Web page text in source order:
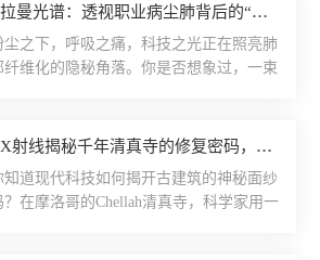
定仪
师”遇见“表面评判官”等离子清洗机（微观
造师）：利用等离子体对材料表面进行纳
级的清洁、活化、刻蚀...
，是科研人员不懈探索的方向。近日，
答案：基于β-环糊精的交联纳米颗粒
CD-CONPs），凭借优异的生物相容性、
不开纳米粒度分析（DLS）与zeta电位分
技术的全程支撑。一、药物载体的“黄金
准...
拉曼光谱：透视职业病尘肺背后的“分子指纹”
尘之下，呼吸之痛，科技之光正在照亮肺
纤维化的隐秘角落。你是否想象过，一束
尘暴露下肺组织的生化变化图谱，为煤工
全新视角。这项研究发表于《PeerJ》期
，由安徽理工大学工业粉尘控制与职业健
X射线揭秘千年清真寺的修复密码，原来古人早就懂“自愈”
知道现代科技如何揭开古建筑的神秘面纱
？在摩洛哥的Chellah清真寺，科学家用一